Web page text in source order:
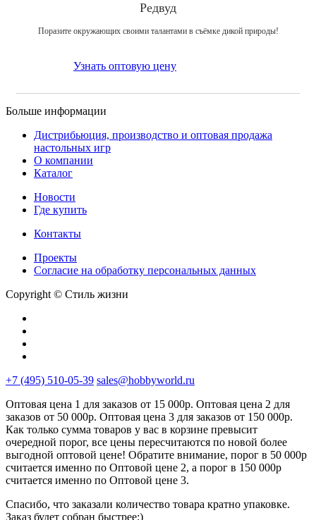
Редвуд
Поразите окружающих своими талантами в съёмке дикой природы!
Узнать оптовую цену
Больше информации
Дистрибьюция, производство и оптовая продажа
настольных игр
О компании
Каталог
Новости
Где купить
Контакты
Проекты
Cогласие на обработку персональных данных
Copyright © Стиль жизни
+7 (495) 510-05-39 sales@hobbyworld.ru
Оптовая цена 1 для заказов от 15 000р. Оптовая цена 2 для
заказов от 50 000р. Оптовая цена 3 для заказов от 150 000р.
Как только сумма товаров у вас в корзине превысит
очередной порог, все цены пересчитаются по новой более
выгодной оптовой цене! Обратите внимание, порог в 50 000р
считается именно по Оптовой цене 2, а порог в 150 000р
считается именно по Оптовой цене 3.
Спасибо, что заказали количество товара кратно упаковке.
Заказ будет собран быстрее:)